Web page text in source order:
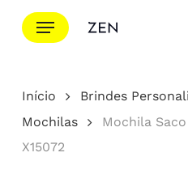
para
principal
Menu
Cotação
Início Brindes
Mochilas
Mochila
X15072